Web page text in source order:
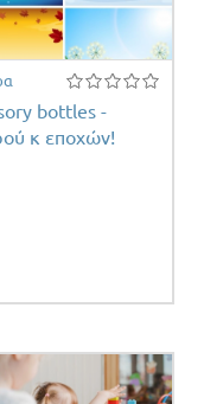
bottles -
κ εποχών!